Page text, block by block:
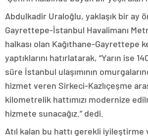
Abdulkadir Uraloğlu, yaklaşık bir ay
Gayrettepe-İstanbul Havalimanı
halkası olan Kağıthane-Gayrettepe
yaptıklarını hatırlatarak, “Yarın ise
süre İstanbul ulaşımının
hizmet veren Sirkeci-Kazlıçeşme
kilometrelik hattımızı modernize
hizmete sunacağız.” dedi.
Atıl kalan bu hattı gerekli